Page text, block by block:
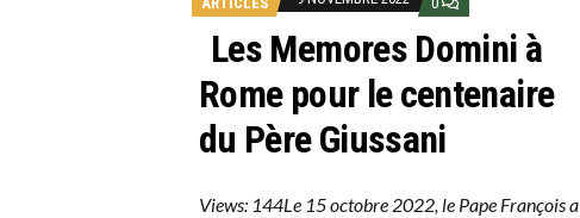
Les Memores Domini à
Rome pour le centenaire
du Père Giussani
Views: 144Le 15 octobre 2022, le Pape François a